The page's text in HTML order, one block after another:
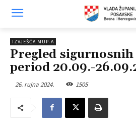
IZVJEŠĆA MUP-A
Pregled sigurnosnih
period 20.09.-
26. rujna 2024. 1505